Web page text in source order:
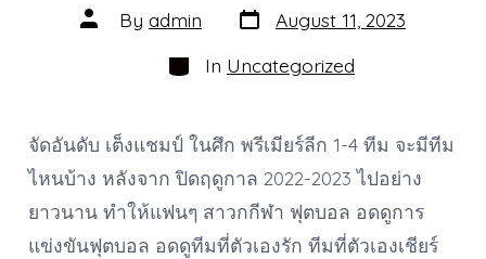
Post
author
By admin Post
date
August 11, 2023
Categories
In Uncategorized
จัดอันดับ เต็งแชมป์ ในศึก พรีเมียร์ลีก 1-4 ทีม จะมีทีม
ไหนบ้าง หลังจาก ปิดฤดูกาล 2022-2023 ไปอย่าง
ยาวนาน ทำให้แฟนๆ สาวกกีฬา ฟุตบอล อดดูการ
แข่งขันฟุตบอล อดดูทีมที่ตัวเองรัก ทีมที่ตัวเองเชียร์